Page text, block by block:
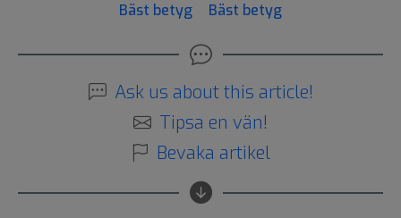
Bäst betyg
Bäst betyg
Ask us about this article!
Tipsa en vän!
Bevaka artikel